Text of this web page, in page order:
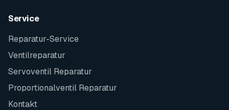
Service
Reparatur-Service
Ventilreparatur
Servoventil Reparatur
Proportionalventil Reparatur
Kontakt